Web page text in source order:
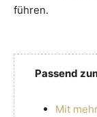
führen.
Passend
Mit